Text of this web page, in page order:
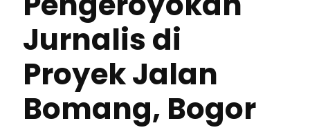
Jurnalis di
Proyek Jalan
Bomang, Bogor